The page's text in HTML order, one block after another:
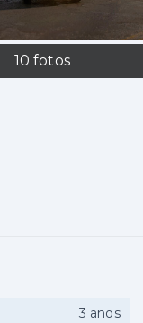
10 fotos
3 anos